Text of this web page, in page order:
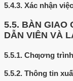
5.4.3. Xác nhận
5.5. BÀN GIAO
DẪN VIÊN VÀ
5.5.1. Chƣơng
5.5.2. Thông tin